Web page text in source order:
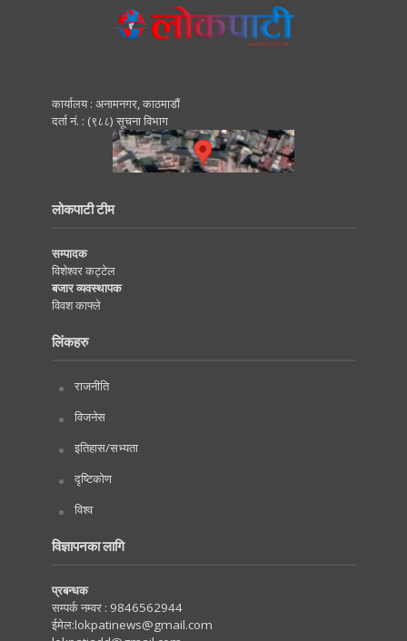
कार्यालय : अनामनगर, काठमाडाैं
दर्ता नं. : (९८८) सूचना विभाग
लोकपाटी टीम
सम्पादक
विशेश्वर कट्टेल
बजार व्यवस्थापक
विवश काफ्ले
लिंकहरु
राजनीति
विजनेस
इतिहास/सभ्यता
दृष्टिकोण
विश्व
विज्ञापनका लागि
प्रबन्धक
सम्पर्क नम्वर : 9846562944
ईमेल:lokpatinews@gmail.com